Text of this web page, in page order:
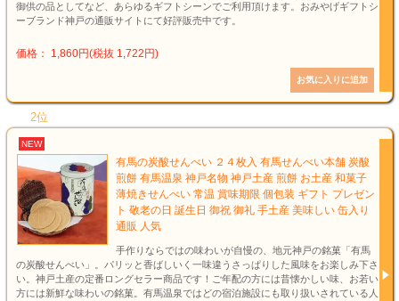
御供の品としてなど、あらゆるギフトシーンでご利用頂けます。おみやげギフトシ
ーブランド神戸の通販サイトにて好評販売中です。
価格： 1,860円(税抜 1,722円)
2位
NEW
有馬の炭酸せんべい ２４枚入 有馬せんべい本舗 炭酸
煎餅 有馬温泉 神戸名物 神戸土産 煎餅 お土産 和菓子
薄焼きせんべい 常温 賞味期限 個包装 ギフト プレゼン
ト 敬老の日 誕生日 御祝 御礼 手土産 美味しい 缶入り
通販 人気
手作りならではの味わいが自慢の、地元神戸の銘菓「有馬
の炭酸せんべい」。パリッと香ばしいく一味違うさっぱりした風味をお楽しみ下さ
い。神戸土産の定番ロングセラー商品です！ご年配の方には昔懐かしい味、お若い
方には新鮮な味わいの銘菓。有馬温泉ではどの宿泊施設にも取り扱いされている人